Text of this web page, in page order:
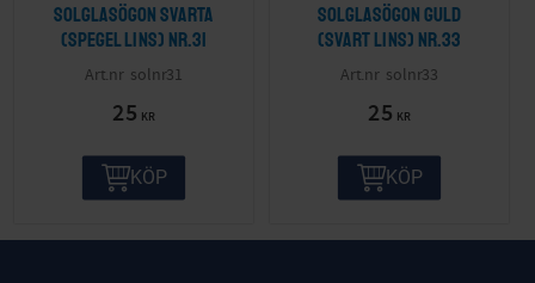
Solglasögon svarta
(spegel lins) nr.31
solnr31
25 KR
KÖP
Solglasögon guld
(svart lins) nr.33
solnr33
25 KR
KÖP